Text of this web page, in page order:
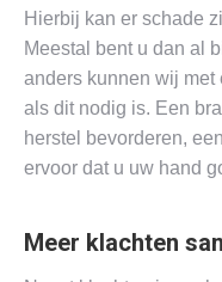
Hierbij kan er schade
Meestal bent u dan al
anders kunnen wij
als dit nodig is. Een
herstel bevorderen,
ervoor dat u uw hand
Meer klachten